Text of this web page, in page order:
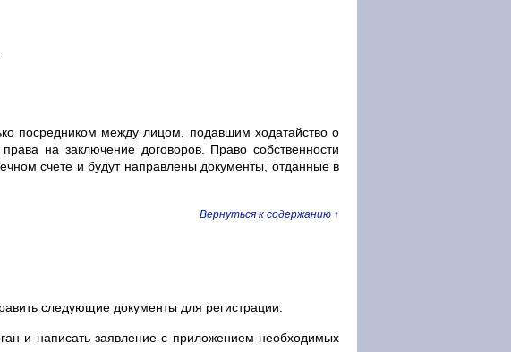
посредником между лицом, подавшим ходатайство о
на заключение договоров. Право собственности
счете и будут направлены документы, отданные в
Вернуться к содержанию ↑
следующие документы для регистрации:
и написать заявление с приложением необходимых